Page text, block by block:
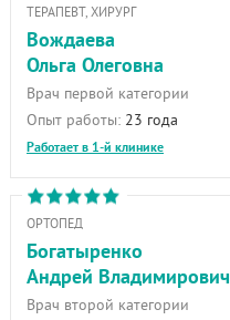
ТЕРАПЕВТ, ХИРУРГ
Вождаева
Ольга Олеговна
Врач первой категории
Опыт работы: 23 года
Работает в 1-й клинике
ОРТОПЕД
Богатыренко
Андрей Владимирович
Врач второй категории